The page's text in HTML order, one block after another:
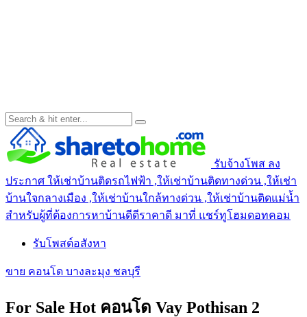
รับจ้างโพส ลง
ประกาศ ให้เช่าบ้านติดรถไฟฟ้า ,ให้เช่าบ้านติดทางด่วน ,ให้เช่า
บ้านใจกลางเมือง ,ให้เช่าบ้านใกล้ทางด่วน ,ให้เช่าบ้านติดแม่น้ำ
สำหรับผู้ที่ต้องการหาบ้านดีดีราคาดี มาที่ แชร์ทูโฮมดอทคอม
รับโพสต์อสังหา
ขาย คอนโด บางละมุง ชลบุรี
For Sale Hot คอนโด Vay Pothisan 2